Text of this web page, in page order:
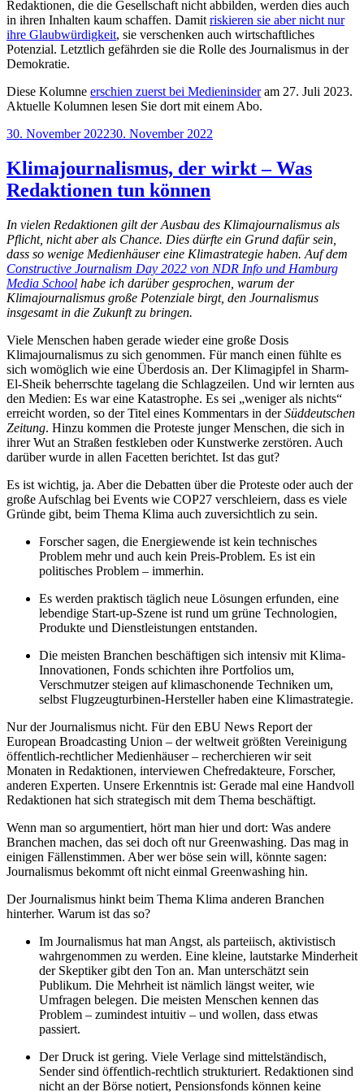
Redaktionen, die die Gesellschaft nicht abbilden, werden dies auch
in ihren Inhalten kaum schaffen. Damit riskieren sie aber nicht nur
ihre Glaubwürdigkeit, sie verschenken auch wirtschaftliches
Potenzial. Letztlich gefährden sie die Rolle des Journalismus in der
Demokratie.
Diese Kolumne erschien zuerst bei Medieninsideram 27. Juli 2023.
Aktuelle Kolumnen lesen Sie dort mit einem Abo.
Veröffentlicht
30. November 202230. November 2022
Klimajournalismus, der wirkt – Was
Redaktionen tun können
In vielen Redaktionen gilt der Ausbau des Klimajournalismus als
Pflicht, nicht aber als Chance. Dies dürfte ein Grund dafür sein,
dass so wenige Medienhäuser eine Klimastrategie haben. Auf dem
Constructive Journalism Day 2022 von NDR Info und Hamburg
Media School habe ich darüber gesprochen, warum der
Klimajournalismus große Potenziale birgt, den Journalismus
insgesamt in die Zukunft zu bringen.
Viele Menschen haben gerade wieder eine große Dosis
Klimajournalismus zu sich genommen. Für manch einen fühlte es
sich womöglich wie eine Überdosis an. Der Klimagipfel in Sharm-
El-Sheik beherrschte tagelang die Schlagzeilen. Und wir lernten aus
den Medien: Es war eine Katastrophe. Es sei „weniger als nichts“
erreicht worden, so der Titel eines Kommentars in derSüddeutschen
Zeitung. Hinzu kommen die Proteste junger Menschen, die sich in
ihrer Wut an Straßen festkleben oder Kunstwerke zerstören. Auch
darüber wurde in allen Facetten berichtet. Ist das gut?
Es ist wichtig, ja. Aber die Debatten über die Proteste oder auch der
große Aufschlag bei Events wie COP27 verschleiern, dass es viele
Gründe gibt, beim Thema Klima auch zuversichtlich zu sein.
Forscher sagen, die Energiewende ist kein technisches
Problem mehr und auch kein Preis-Problem. Es ist ein
politisches Problem – immerhin.
Es werden praktisch täglich neue Lösungen erfunden, eine
lebendige Start-up-Szene ist rund um grüne Technologien,
Produkte und Dienstleistungen entstanden.
Die meisten Branchen beschäftigen sich intensiv mit Klima-
Innovationen, Fonds schichten ihre Portfolios um,
Verschmutzer steigen auf klimaschonende Techniken um,
selbst Flugzeugturbinen-Hersteller haben eine Klimastrategie.
Nur der Journalismus nicht. Für den EBU News Report der
European Broadcasting Union – der weltweit größten Vereinigung
öffentlich-rechtlicher Medienhäuser – recherchieren wir seit
Monaten in Redaktionen, interviewen Chefredakteure, Forscher,
anderen Experten. Unsere Erkenntnis ist: Gerade mal eine Handvoll
Redaktionen hat sich strategisch mit dem Thema beschäftigt.
Wenn man so argumentiert, hört man hier und dort: Was andere
Branchen machen, das sei doch oft nur Greenwashing. Das mag in
einigen Fällenstimmen. Aber wer böse sein will, könnte sagen:
Journalismus bekommt oft nicht einmal Greenwashing hin.
Der Journalismus hinkt beim Thema Klima anderen Branchen
hinterher. Warum ist das so?
Im Journalismus hat man Angst, als parteiisch, aktivistisch
wahrgenommen zu werden. Eine kleine, lautstarke Minderheit
der Skeptiker gibt den Ton an. Man unterschätzt sein
Publikum. Die Mehrheit ist nämlich längst weiter, wie
Umfragen belegen. Die meisten Menschen kennen das
Problem – zumindest intuitiv – und wollen, dass etwas
passiert.
Der Druck ist gering. Viele Verlage sind mittelständisch,
Sender sind öffentlich-rechtlich strukturiert. Redaktionen sind
nicht an der Börse notiert, Pensionsfonds können keine